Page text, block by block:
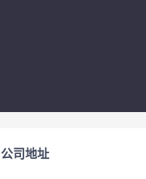
公司地址